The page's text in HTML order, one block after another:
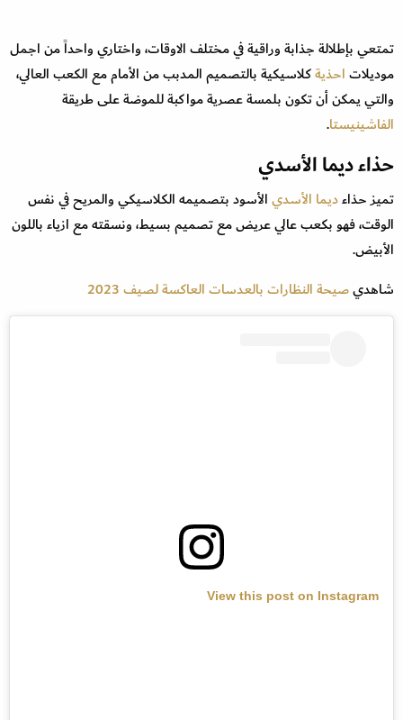
تمتعي بإطلالة جذابة وراقية في مختلف الاوقات، واختاري واحداً من اجمل
موديلاتاحذيةكلاسيكية بالتصميم المدبب من الأمام مع الكعب العالي،
والتي يمكن أن تكون بلمسة عصرية مواكبة للموضة على طريقة
الفاشينيستا.
حذاء ديما الأسدي
تميز حذاءديما الأسديالأسود بتصميمه الكلاسيكي والمريح في نفس
الوقت، فهو بكعب عالي عريض مع تصميم بسيط، ونسقته مع ازياء باللون
الأبيض.
شاهديصيحة النظارات بالعدسات العاكسة لصيف 2023
View this post on Instagram